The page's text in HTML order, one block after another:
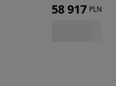
58 917 PLN